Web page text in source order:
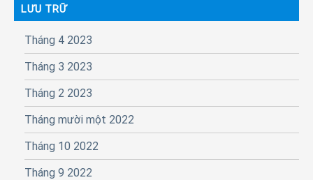
LƯU TRỮ
Tháng 4 2023
Tháng 3 2023
Tháng 2 2023
Tháng mười một 2022
Tháng 10 2022
Tháng 9 2022